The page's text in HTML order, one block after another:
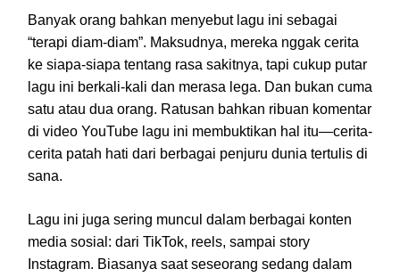
Banyak orang bahkan menyebut lagu ini sebagai
“terapi diam-diam”. Maksudnya, mereka nggak cerita
ke siapa-siapa tentang rasa sakitnya, tapi cukup putar
lagu ini berkali-kali dan merasa lega. Dan bukan cuma
satu atau dua orang. Ratusan bahkan ribuan komentar
di video YouTube lagu ini membuktikan hal itu—cerita-
cerita patah hati dari berbagai penjuru dunia tertulis di
sana.
Lagu ini juga sering muncul dalam berbagai konten
media sosial: dari TikTok, reels, sampai story
Instagram. Biasanya saat seseorang sedang dalam